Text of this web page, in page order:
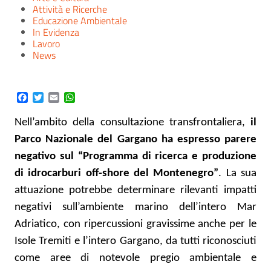
Attività e Ricerche
Educazione Ambientale
In Evidenza
Lavoro
News
Facebook
Twitter
Email
Nell’ambito della consultazione transfrontaliera, il
Parco Nazionale del Gargano ha espresso parere
negativo sul “Programma di ricerca e produzione
di idrocarburi off-shore del Montenegro”. La sua
attuazione potrebbe determinare rilevanti impatti
negativi sull’ambiente marino dell’intero Mar
Adriatico, con ripercussioni gravissime anche per le
Isole Tremiti e l’intero Gargano, da tutti riconosciuti
come aree di notevole pregio ambientale e